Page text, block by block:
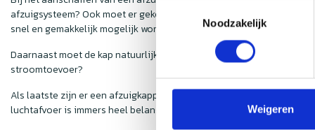
Noodzakelijk
Weigeren
afzuigsysteem? Ook moet er gekeken worden naar hoe de lucht
snel en gemakkelijk mogelijk worden afgevoerd.
Daarnaast moet de kap natuurlijk ook passen bij jouw kookplaat.
stroomtoevoer?
Als laatste zijn er een afzuigkappen die je zelf kunt installeren.
luchtafvoer is immers heel belangrijk om de keuken gezond en fris